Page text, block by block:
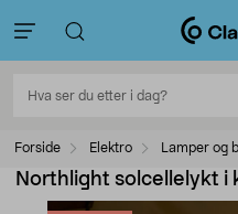
Forside Elektro Lamper og
Northlight solcellelykt